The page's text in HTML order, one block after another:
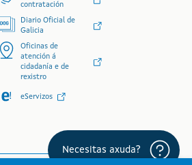
contratación
Diario Oficial de
Galicia
Oficinas de
atención á
cidadanía e de
rexistro
eServizos